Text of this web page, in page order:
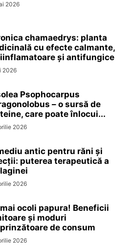
2026
chamaedrys: planta
cu efecte calmante,
și antifungice
2026
Psophocarpus
– o sursă de
care poate înlocui...
2026
antic pentru răni și
puterea terapeutică a
2026
ocoli papura! Beneficii
și moduri
de consum
2026